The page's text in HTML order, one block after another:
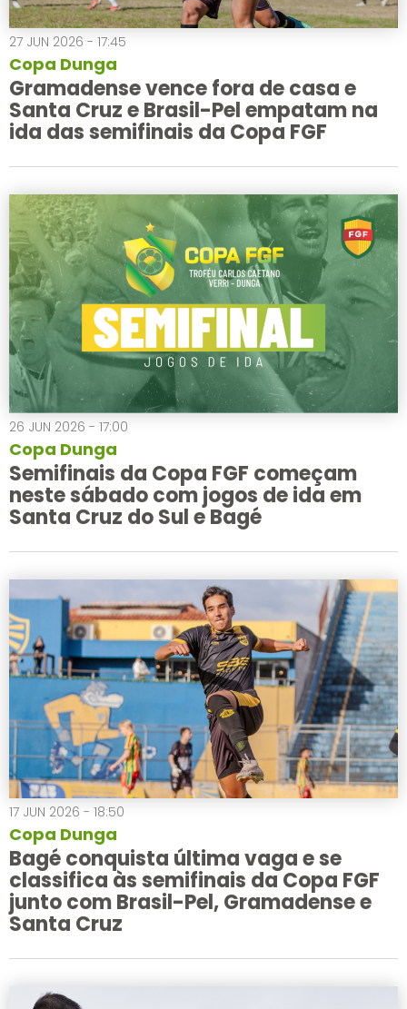
27 JUN 2026 - 17:45
Copa Dunga
Gramadense vence fora de casa e
Santa Cruz e Brasil-Pel empatam na
ida das semifinais da Copa FGF
26 JUN 2026 - 17:00
Copa Dunga
Semifinais da Copa FGF começam
neste sábado com jogos de ida em
Santa Cruz do Sul e Bagé
17 JUN 2026 - 18:50
Copa Dunga
Bagé conquista última vaga e se
classifica às semifinais da Copa FGF
junto com Brasil-Pel, Gramadense e
Santa Cruz